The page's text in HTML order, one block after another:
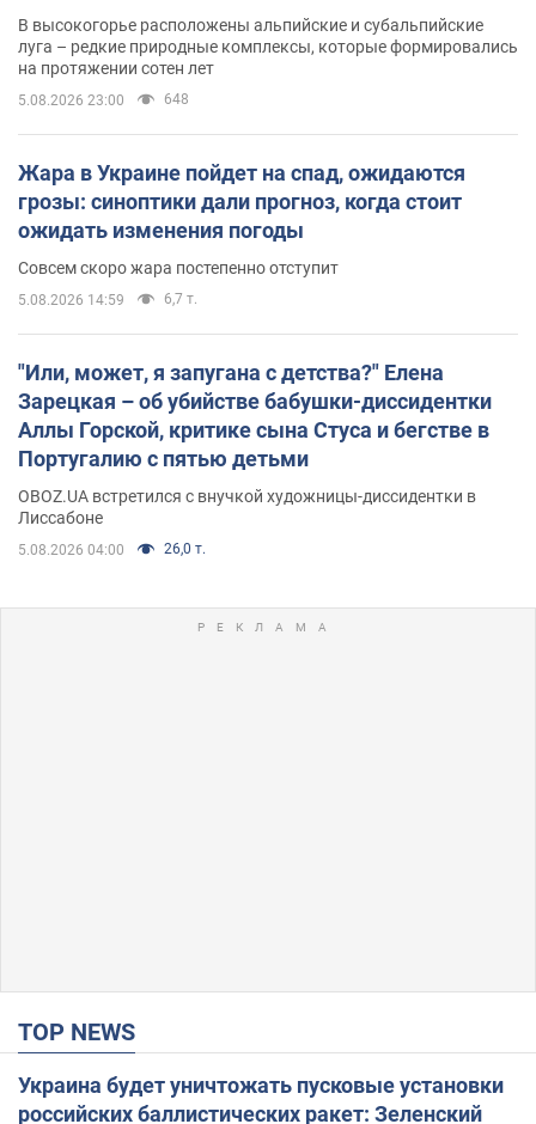
В высокогорье расположены альпийские и субальпийские
луга – редкие природные комплексы, которые формировались
на протяжении сотен лет
5.08.2026 23:00 648
Жара в Украине пойдет на спад, ожидаются
грозы: синоптики дали прогноз, когда стоит
ожидать изменения погоды
Совсем скоро жара постепенно отступит
5.08.2026 14:59 6,7 т.
"Или, может, я запугана с детства?" Елена
Зарецкая – об убийстве бабушки-диссидентки
Аллы Горской, критике сына Стуса и бегстве в
Португалию с пятью детьми
OBOZ.UA встретился с внучкой художницы-диссидентки в
Лиссабоне
5.08.2026 04:00 26,0 т.
TOP NEWS
Украина будет уничтожать пусковые установки
российских баллистических ракет: Зеленский